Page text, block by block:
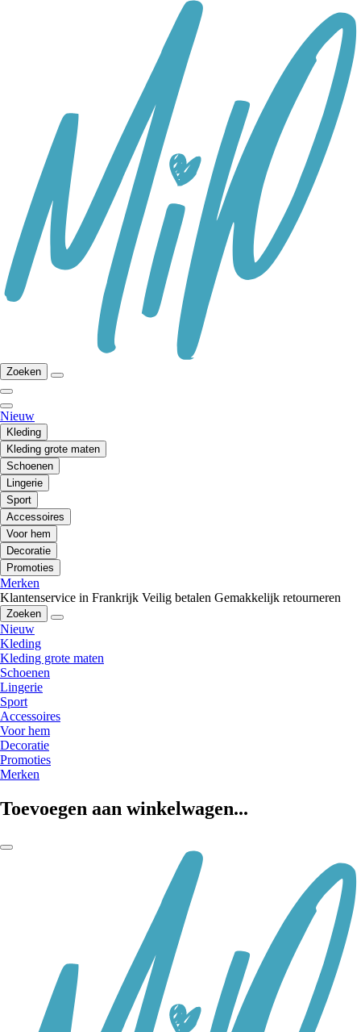
Zoeken
Nieuw
Kleding
Kleding grote maten
Schoenen
Lingerie
Sport
Accessoires
Voor hem
Decoratie
Promoties
Merken
Klantenservice in Frankrijk Veilig betalen Gemakkelijk retourneren
Zoeken
Nieuw
Kleding
Kleding grote maten
Schoenen
Lingerie
Sport
Accessoires
Voor hem
Decoratie
Promoties
Merken
Toevoegen aan winkelwagen...